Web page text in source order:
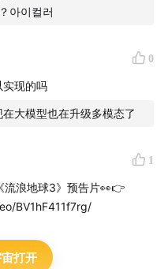
重点的会议纪要👍
me like I'm five，而
章，再也不焦虑了！
容链接，可快速获取文章
아이컬러
0
现的吗
大模型也在升级多模态了
1
BV1hF411f7rg/
打开